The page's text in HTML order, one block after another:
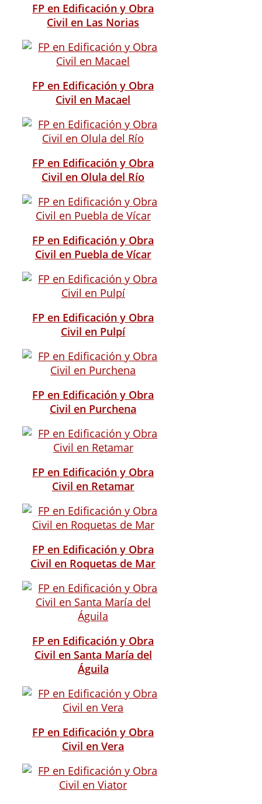
FP en Edificación y Obra
Civil en Las Norias
FP en Edificación y Obra
Civil en Macael
FP en Edificación y Obra
Civil en Olula del Río
FP en Edificación y Obra
Civil en Puebla de Vícar
FP en Edificación y Obra
Civil en Pulpí
FP en Edificación y Obra
Civil en Purchena
FP en Edificación y Obra
Civil en Retamar
FP en Edificación y Obra
Civil en Roquetas de Mar
FP en Edificación y Obra
Civil en Santa María del
Águila
FP en Edificación y Obra
Civil en Vera